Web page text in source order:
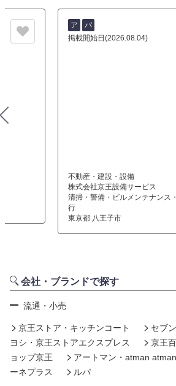
ア
パ
掲載開始日(2026.08.04)
不動産・建設・設備
株式会社京王設備サービス
清掃・警備・ビルメンテナンス
行
東京都 八王子市
会社・ブランドで探す
流通・小売
京王ストア・キッチンコート
セブ
ヨシ・京王ストアエクスプレス
京王
ョップ京王
アートマン・atman atman
ーネプラス
ルパ